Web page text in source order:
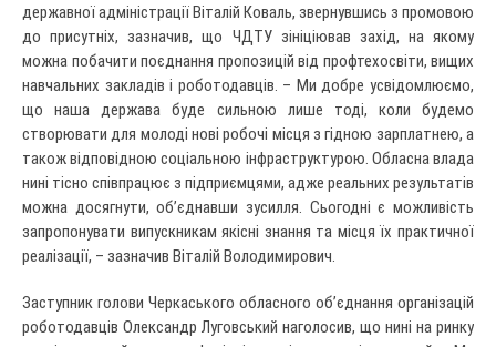
державної адміністрації Віталій Коваль, звернувшись з промовою
до присутніх, зазначив, що ЧДТУ зініціював захід, на якому
можна побачити поєднання пропозицій від профтехосвіти, вищих
навчальних закладів і роботодавців. – Ми добре усвідомлюємо,
що наша держава буде сильною лише тоді, коли будемо
створювати для молоді нові робочі місця з гідною зарплатнею, а
також відповідною соціальною інфраструктурою. Обласна влада
нині тісно співпрацює з підприємцями, адже реальних результатів
можна досягнути, об’єднавши зусилля. Сьогодні є можливість
запропонувати випускникам якісні знання та місця їх практичної
реалізації, – зазначив Віталій Володимирович.
Заступник голови Черкаського обласного об’єднання організацій
роботодавців Олександр Луговський наголосив, що нині на ринку